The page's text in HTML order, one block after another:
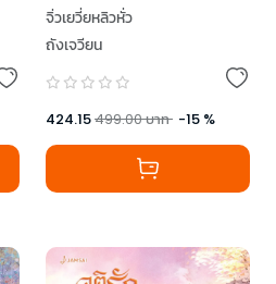
จิ่วเยวี่ยหลิวหั่ว
ถังเจวียน
424.15499.00บาท -15 %